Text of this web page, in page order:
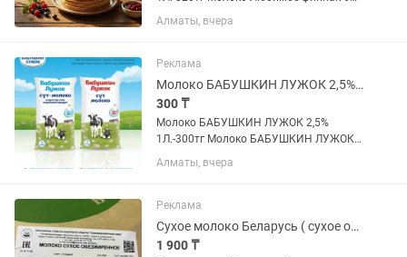
1Л -350тг Коровье молоко. Не требует
кипячения - процедура
молоко от вредных бактерий, при этом
сохраняя все...
Алматы, вчера
Реклама
Молоко БАБУШКИН ЛУЖОК 2,5% 1Л
300 ₸
Молоко БАБУШКИН ЛУЖОК 2,5%
1Л.-300тг Молоко БАБУШКИН ЛУЖОК
3,2% 1Л -464тг Коровье молоко. Не
требует кипячения - процедура
молоко от вредных бактерий, при этом
сохраняя...
Алматы, вчера
Реклама
Сухое молоко Беларусь ( сухое обезжиренное молоко 1,5% )
1 900 ₸